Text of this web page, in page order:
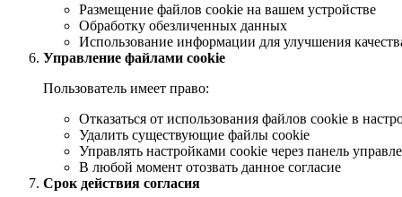
Размещение файлов cookie на вашем устройстве
Обработку обезличенных данных
Использование информации для улучшения
Управление файлами cookie
Пользователь имеет право:
Отказаться от использования файлов cookie в
Удалить существующие файлы cookie
Управлять настройками cookie через панель
В любой момент отозвать данное согласие
Срок действия согласия